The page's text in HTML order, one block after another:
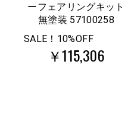
ーフェアリングキット
無塗装 57100258
SALE！10%OFF
￥115,306